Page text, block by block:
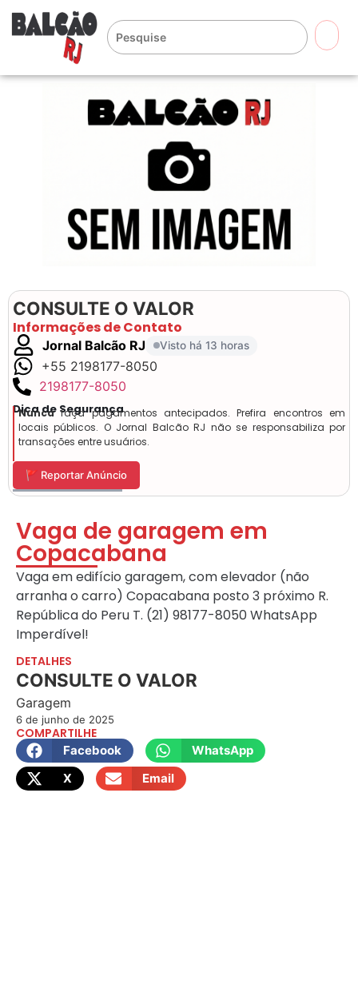
CONSULTE O VALOR
Informações de Contato
Jornal Balcão RJ Visto há 13 horas
+55 2198177-8050
2198177-8050
Dica de Segurança
Nuncafaça pagamentos antecipados. Prefira encontros em
locais públicos. O Jornal Balcão RJ não se responsabiliza por
transações entre usuários.
🚩 Reportar Anúncio
Vaga de garagem em
Copacabana
Vaga em edifício garagem, com elevador (não
arranha o carro) Copacabana posto 3 próximo R.
República do Peru T. (21) 98177-8050 WhatsApp
Imperdível!
DETALHES
CONSULTE O VALOR
Garagem
6 de junho de 2025
COMPARTILHE
Facebook
WhatsApp
X
Email